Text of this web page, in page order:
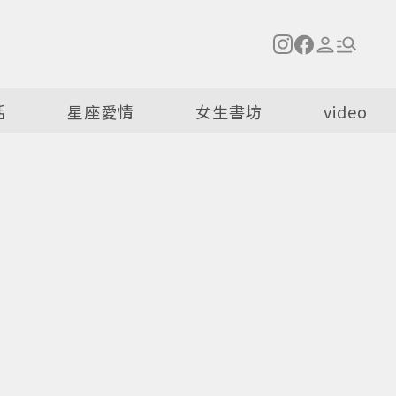
星座愛情 女生書坊 video